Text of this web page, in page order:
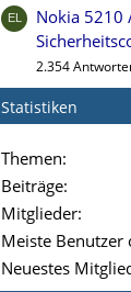
Nokia
2.354
Statistiken
Themen
Beiträge
Mitglieder
Meiste Benutzer
Neuestes